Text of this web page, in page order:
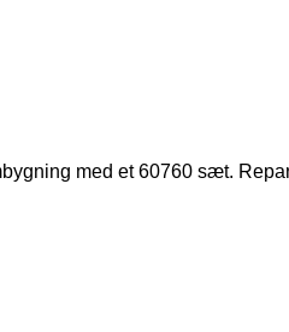
med et 60760 sæt.